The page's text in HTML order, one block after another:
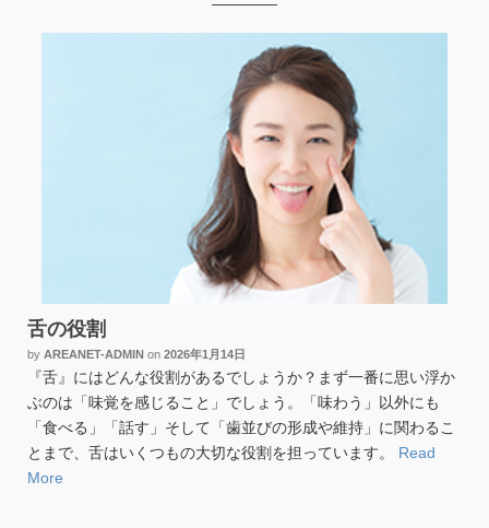
舌の役割
by AREANET-ADMIN on 2026年1月14日
『舌』にはどんな役割があるでしょうか？まず一番に思い浮か
ぶのは「味覚を感じること」でしょう。「味わう」以外にも
「食べる」「話す」そして「歯並びの形成や維持」に関わるこ
とまで、舌はいくつもの大切な役割を担っています。 Read
More